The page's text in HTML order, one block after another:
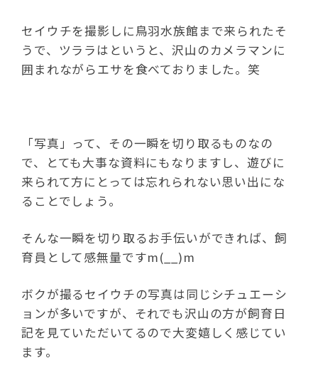
セイウチを撮影しに鳥羽水族館まで来られたそ
うで、ツララはというと、沢山のカメラマンに
囲まれながらエサを食べておりました。笑
「写真」って、その一瞬を切り取るものなの
で、とても大事な資料にもなりますし、遊びに
来られて方にとっては忘れられない思い出にな
ることでしょう。
そんな一瞬を切り取るお手伝いができれば、飼
育員として感無量ですm(__)m
ボクが撮るセイウチの写真は同じシチュエーシ
ョンが多いですが、それでも沢山の方が飼育日
記を見ていただいてるので大変嬉しく感じてい
ます。